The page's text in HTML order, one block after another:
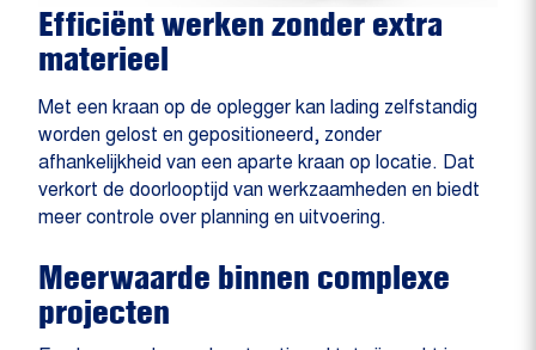
Efficiënt werken zonder extra
materieel
Met een kraan op de oplegger kan lading zelfstandig
worden gelost en gepositioneerd, zonder
afhankelijkheid van een aparte kraan op locatie. Dat
verkort de doorlooptijd van werkzaamheden en biedt
meer controle over planning en uitvoering.
Meerwaarde binnen complexe
projecten